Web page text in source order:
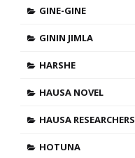
GINE-GINE
GININ JIMLA
HARSHE
HAUSA NOVEL
HAUSA RESEARCHERS
HOTUNA